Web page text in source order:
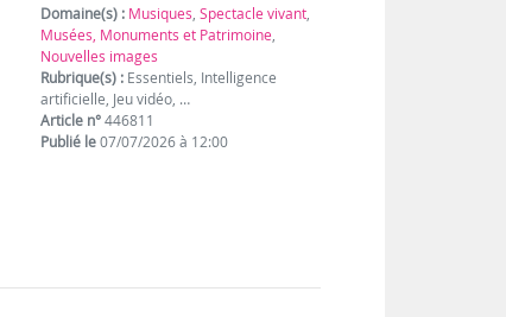
Domaine(s) : Musiques,Spectacle vivant,
Musées, Monuments et Patrimoine,
Nouvelles images
Rubrique(s) : Essentiels, Intelligence
artificielle, Jeu vidéo, …
Article n°446811
Publié le07/07/2026 à 12:00